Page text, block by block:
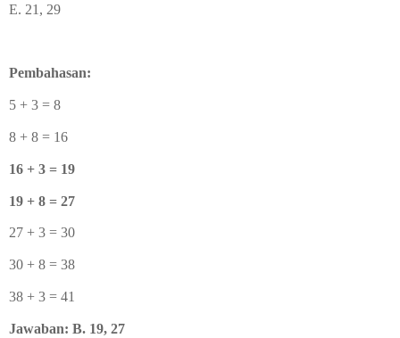
E. 21, 29
Pembahasan:
5 + 3 = 8
8 + 8 = 16
16 + 3 = 19
19 + 8 = 27
27 + 3 = 30
30 + 8 = 38
38 + 3 = 41
Jawaban: B. 19, 27